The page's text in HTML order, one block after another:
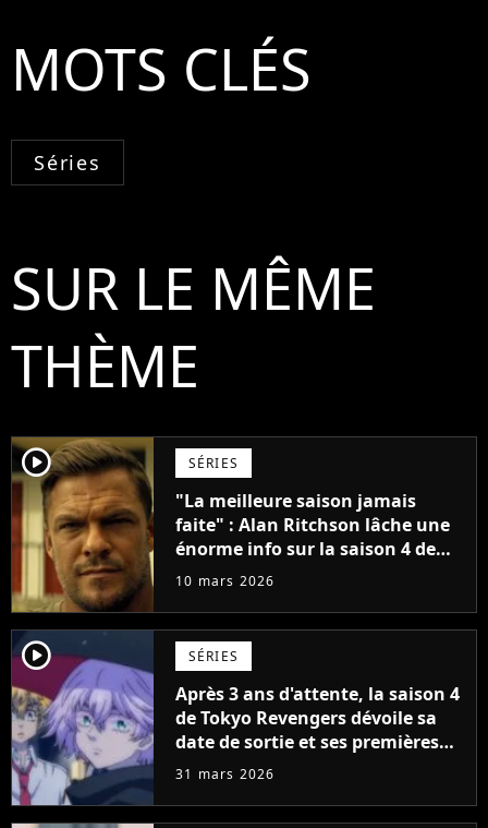
MOTS CLÉS
Séries
SUR LE MÊME
THÈME
player2 SÉRIES
"La meilleure saison jamais
faite" : Alan Ritchson lâche une
énorme info sur la saison 4 de
Reacher
10 mars 2026
player2 SÉRIES
Après 3 ans d'attente, la saison 4
de Tokyo Revengers dévoile sa
date de sortie et ses premières
images
31 mars 2026